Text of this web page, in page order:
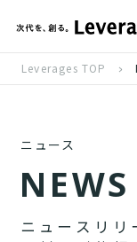
Leverages TOP
ニュース
NEWS
ニ ュ ー ス リ リ